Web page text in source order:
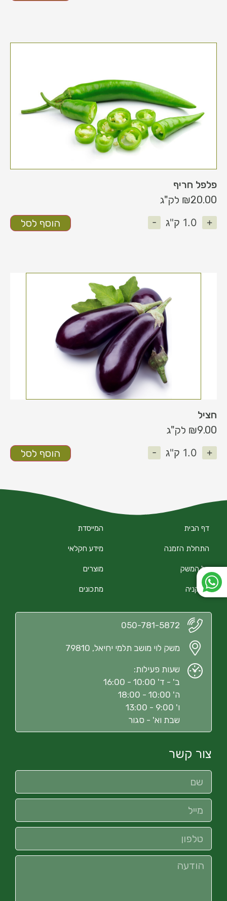
פלפל חריף
₪20.00
לק"ג
-
1.0 ק"ג + הוסף לסל
חציל
₪9.00
לק"ג
-
1.0 ק"ג + הוסף לסל
דף הבית
התחלת הזמנה
על המשק
הירקניה
המייסדת
מידע חקלאי
מוצרים
מתכונים
050-781-5872
משק לוי מושב תלמי יחיאל, 79810
שעות פעילות:
ב' - ד' 10:00 - 16:00
ה' 10:00 - 18:00
ו' 9:00 - 13:00
שבת וא' - סגור
צור קשר